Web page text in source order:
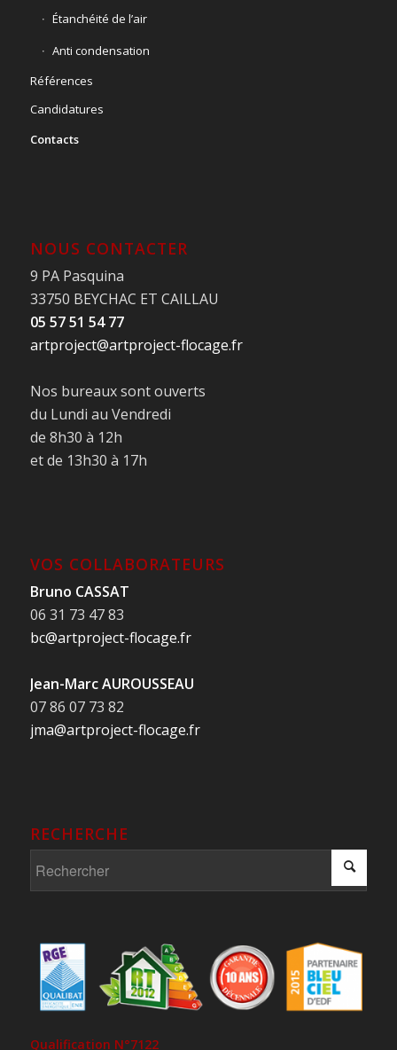
Étanchéité de l’air
Anti condensation
Références
Candidatures
Contacts
NOUS CONTACTER
9 PA Pasquina
33750 BEYCHAC ET CAILLAU
05 57 51 54 77
artproject@artproject-flocage.fr
Nos bureaux sont ouverts
du Lundi au Vendredi
de 8h30 à 12h
et de 13h30 à 17h
VOS COLLABORATEURS
Bruno CASSAT
06 31 73 47 83
bc@artproject-flocage.fr
Jean-Marc AUROUSSEAU
07 86 07 73 82
jma@artproject-flocage.fr
RECHERCHE
Qualification N°7122